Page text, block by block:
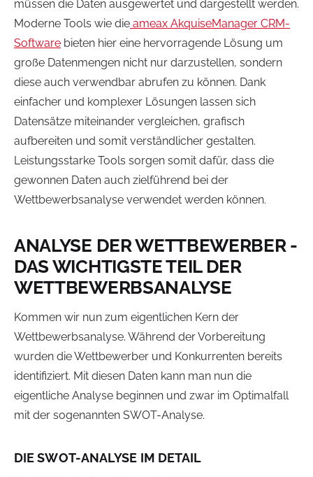
müssen die Daten ausgewertet und dargestellt werden.
Moderne Tools wie die ameax AkquiseManager CRM-
Software bieten hier eine hervorragende Lösung um
große Datenmengen nicht nur darzustellen, sondern
diese auch verwendbar abrufen zu können. Dank
einfacher und komplexer Lösungen lassen sich
Datensätze miteinander vergleichen, grafisch
aufbereiten und somit verständlicher gestalten.
Leistungsstarke Tools sorgen somit dafür, dass die
gewonnen Daten auch zielführend bei der
Wettbewerbsanalyse verwendet werden können.
ANALYSE DER WETTBEWERBER -
DAS WICHTIGSTE TEIL DER
WETTBEWERBSANALYSE
Kommen wir nun zum eigentlichen Kern der
Wettbewerbsanalyse. Während der Vorbereitung
wurden die Wettbewerber und Konkurrenten bereits
identifiziert. Mit diesen Daten kann man nun die
eigentliche Analyse beginnen und zwar im Optimalfall
mit der sogenannten SWOT-Analyse.
DIE SWOT-ANALYSE IM DETAIL